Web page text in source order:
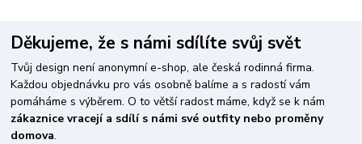
Děkujeme, že s námi sdílíte svůj svět
Tvůj design není anonymní e-shop, ale česká rodinná firma.
Každou objednávku pro vás osobně balíme a s radostí vám
pomáháme s výběrem. O to větší radost máme, když se k nám
zákaznice vracejí a sdílí s námi své outfity nebo proměny
domova.